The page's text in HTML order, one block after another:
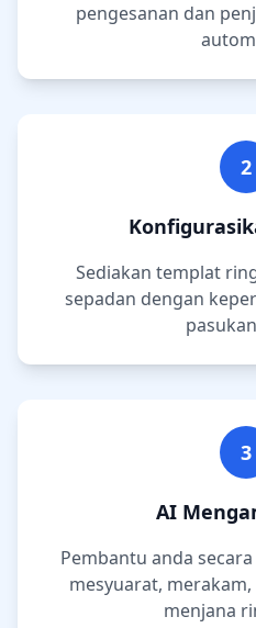
pengesanan dan
2
Sediakan templat
sepadan dengan
3
AI
Pembantu anda
mesyuarat,
menjana